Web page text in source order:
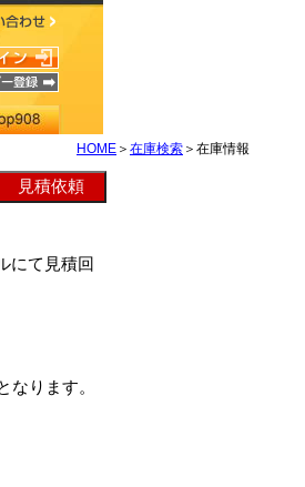
HOME ＞ 在庫検索 ＞在庫情報
にて見積回
ります。